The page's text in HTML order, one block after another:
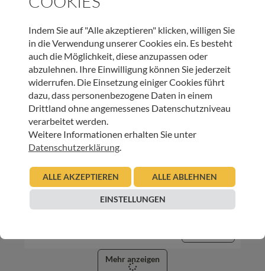
Christoph Gabl
Beitrag lesen
Gute Gedanken in unruhigen Zeiten – Leid
Urban Regensburger
Mehr anzeigen
Indem Sie auf "Alle akzeptieren" klicken, willigen Sie
in die Verwendung unserer Cookies ein. Es besteht
auch die Möglichkeit, diese anzupassen oder
abzulehnen. Ihre Einwilligung können Sie jederzeit
widerrufen. Die Einsetzung einiger Cookies führt
dazu, dass personenbezogene Daten in einem
Drittland ohne angemessenes Datenschutzniveau
verarbeitet werden.
Weitere Informationen erhalten Sie unter
Datenschutzerklärung.
ALLE AKZEPTIEREN ALLE ABLEHNEN
EINSTELLUNGEN